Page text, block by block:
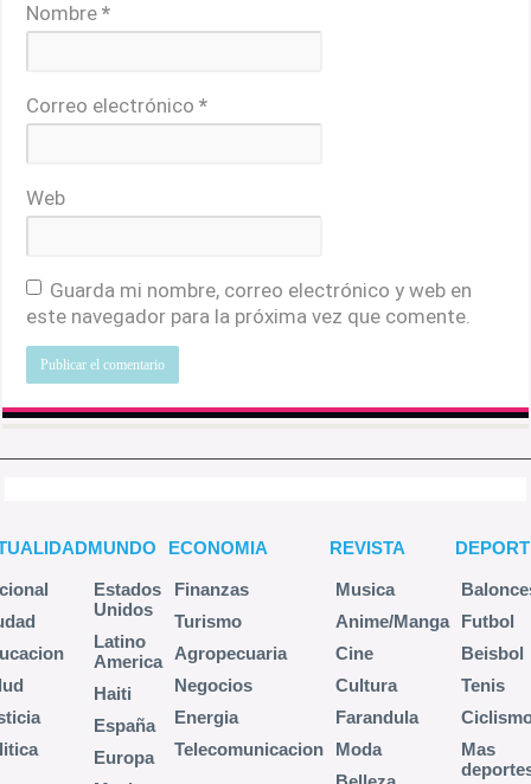
Nombre*
Correo electrónico*
Web
Guarda mi nombre, correo electrónico y web en
este navegador para la próxima vez que comente.
MUNDO
Estados
Unidos
Latino
America
Haiti
España
Europa
ECONOMIA
Finanzas
Turismo
Agropecuaria
Negocios
Energia
Telecomunicacion
REVISTA
Musica
Anime/Manga
Cine
Cultura
Farandula
Moda
Futbol
Beisbol
Tenis
Mas